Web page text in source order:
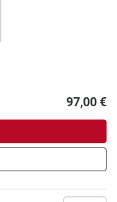
97,00 €